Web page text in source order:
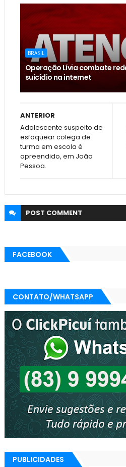
BRASIL
Operação Lívia combate
suicídio na internet
ANTERIOR
Adolescente suspeito de
esfaquear colega de
turma em escola é
apreendido, em João
Pessoa.
POST COMMENT
FACEBOOK
CONTATO/WHATSAPP
PUBLICIDADES